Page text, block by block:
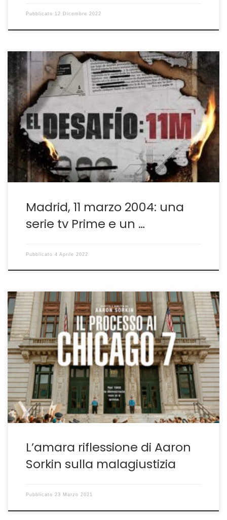
Pubblicato 12 Dicembre 2022
Due inchieste ben realizzate L’11 Marzo 2004 a Madrid
quattro treni regionali esplosero in quattro diverse
stazioni della città provocando 192 morti e oltre 2000
persone gravemente lesionate. È una ferita ancora non
rimarginata in Spagna e in Europa che sia Amazon
Prime sia Netflix hanno voluto ricordare attraverso una
[…]
Madrid, 11 marzo 2004: una
serie tv Prime e un …
Pubblicato 4 Aprile 2022
Non esiste processo politico <<Il processo è civile o è
penale: non esiste processo politico >>. Con queste
parole, l’avvocato William Kunstler, il sempre bravissimo
Mark Rylance, rampugna nella prima parte de Il
Processo ai Chicago 7 il suo << cliente >> Abbie
Hoffman, l’impareggiabile Sacha Baron Cohen che
aveva […]
L’amara riflessione di Aaron
Sorkin sulla malagiustizia
Pubblicato 23 Marzo 2021